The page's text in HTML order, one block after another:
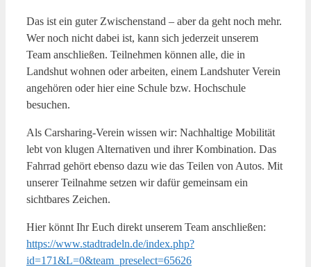
Das ist ein guter Zwischenstand – aber da geht noch mehr.
Wer noch nicht dabei ist, kann sich jederzeit unserem
Team anschließen. Teilnehmen können alle, die in
Landshut wohnen oder arbeiten, einem Landshuter Verein
angehören oder hier eine Schule bzw. Hochschule
besuchen.
Als Carsharing-Verein wissen wir: Nachhaltige Mobilität
lebt von klugen Alternativen und ihrer Kombination. Das
Fahrrad gehört ebenso dazu wie das Teilen von Autos. Mit
unserer Teilnahme setzen wir dafür gemeinsam ein
sichtbares Zeichen.
Hier könnt Ihr Euch direkt unserem Team anschließen:
https://www.stadtradeln.de/index.php?
id=171&L=0&team_preselect=65626